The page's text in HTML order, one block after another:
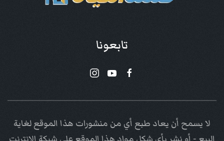
تابعونا
لا يسمح أن يعاد طبع أي من منشورات هذا الموقع لغاية